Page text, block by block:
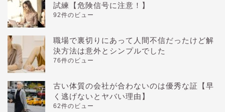
試練【危険信号に注意！】
92件のビュー
職場で裏切りにあって人間不信だったけど解
決方法は意外とシンプルでした
76件のビュー
古い体質の会社が合わないのは優秀な証【早
く逃げないとヤバい理由】
62件のビュー